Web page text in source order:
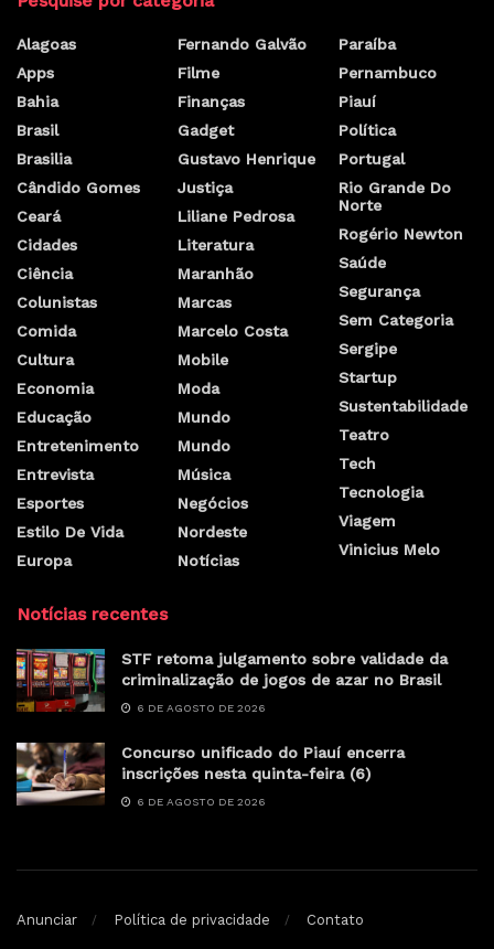
Alagoas
Apps
Bahia
Brasil
Brasilia
Cândido Gomes
Ceará
Cidades
Ciência
Colunistas
Comida
Cultura
Economia
Educação
Entretenimento
Entrevista
Esportes
Estilo De Vida
Europa
Fernando Galvão
Filme
Finanças
Gadget
Gustavo Henrique
Justiça
Liliane Pedrosa
Literatura
Maranhão
Marcas
Marcelo Costa
Mobile
Moda
Mundo
Mundo
Música
Negócios
Nordeste
Notícias
Paraíba
Pernambuco
Piauí
Política
Portugal
Rio Grande Do
Norte
Rogério Newton
Saúde
Segurança
Sem Categoria
Sergipe
Startup
Sustentabilidade
Teatro
Tech
Tecnologia
Viagem
Vinicius Melo
Notícias recentes
STF retoma julgamento sobre validade da
criminalização de jogos de azar no Brasil
6 DE AGOSTO DE 2026
Concurso unificado do Piauí encerra
inscrições nesta quinta-feira (6)
6 DE AGOSTO DE 2026
Anunciar Política de privacidade Contato